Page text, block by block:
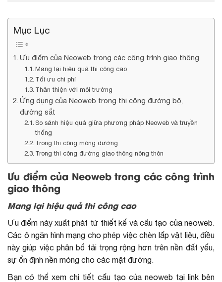
Mục Lục
Ưu điểm của Neoweb trong các công trình giao thông
Mang lại hiệu quả thi công cao
Tối ưu chi phí
Thân thiện với môi trường
Ứng dụng của Neoweb trong thi công đường bộ,
đường sắt
So sánh hiệu quả giữa phương pháp Neoweb và truyền
thống
Trong thi công móng đường
Trong thi công đường giao thông nông thôn
Ưu điểm của Neoweb trong các công trình
giao thông
Mang lại hiệu quả thi công cao
Ưu điểm này xuất phát từ thiết kế và cấu tạo của neoweb.
Các ô ngăn hình mạng cho phép việc chèn lấp vật liệu, điều
này giúp việc phân bổ tải trọng rộng hơn trên nền đất yếu,
sự ổn định nền móng cho các mặt đường.
Bạn có thể xem chi tiết cấu tạo của neoweb tại link bên